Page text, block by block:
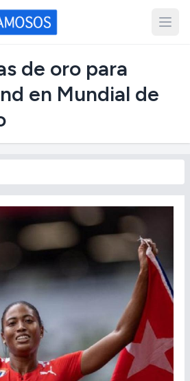
de oro para
en Mundial de